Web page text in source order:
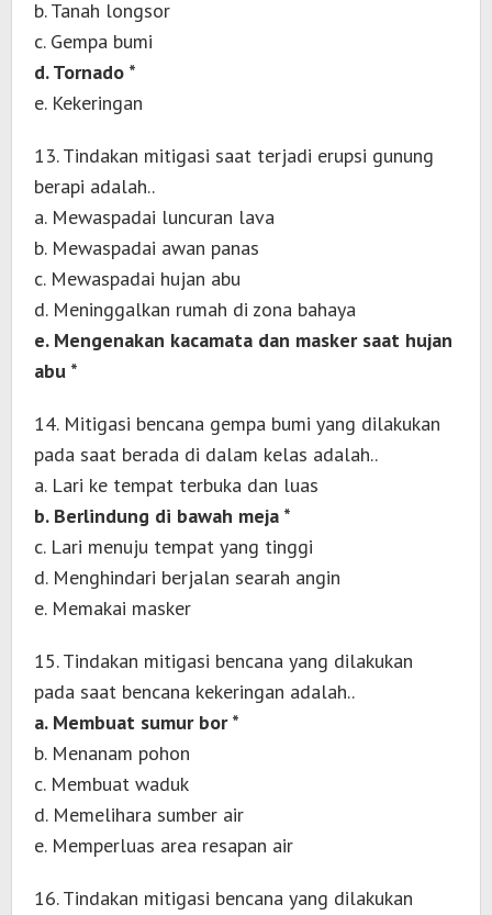
b. Tanah longsor
c. Gempa bumi
d. Tornado *
e. Kekeringan
13. Tindakan mitigasi saat terjadi erupsi gunung
berapi adalah..
a. Mewaspadai luncuran lava
b. Mewaspadai awan panas
c. Mewaspadai hujan abu
d. Meninggalkan rumah di zona bahaya
e. Mengenakan kacamata dan masker saat hujan
abu *
14. Mitigasi bencana gempa bumi yang dilakukan
pada saat berada di dalam kelas adalah..
a. Lari ke tempat terbuka dan luas
b. Berlindung di bawah meja *
c. Lari menuju tempat yang tinggi
d. Menghindari berjalan searah angin
e. Memakai masker
15. Tindakan mitigasi bencana yang dilakukan
pada saat bencana kekeringan adalah..
a. Membuat sumur bor *
b. Menanam pohon
c. Membuat waduk
d. Memelihara sumber air
e. Memperluas area resapan air
16. Tindakan mitigasi bencana yang dilakukan